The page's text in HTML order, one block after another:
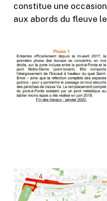
constitue une
aux abords du fleuve